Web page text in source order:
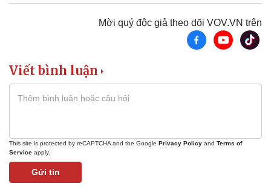
Sức khỏe
Dinh dưỡng - món ngon
Nam khoa
Làm đẹp - giảm cân
Phòng mạch online
Ăn sạch sống khỏe
Mời quý độc giả theo dõi VOV.VN trên
Viết bình luận
This site is protected by reCAPTCHA and the Google Privacy Policy and Terms of
Service apply.
Gửi tin